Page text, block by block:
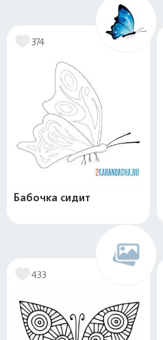
374
Бабочка сидит
433